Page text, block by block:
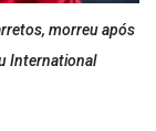
morreu após
International